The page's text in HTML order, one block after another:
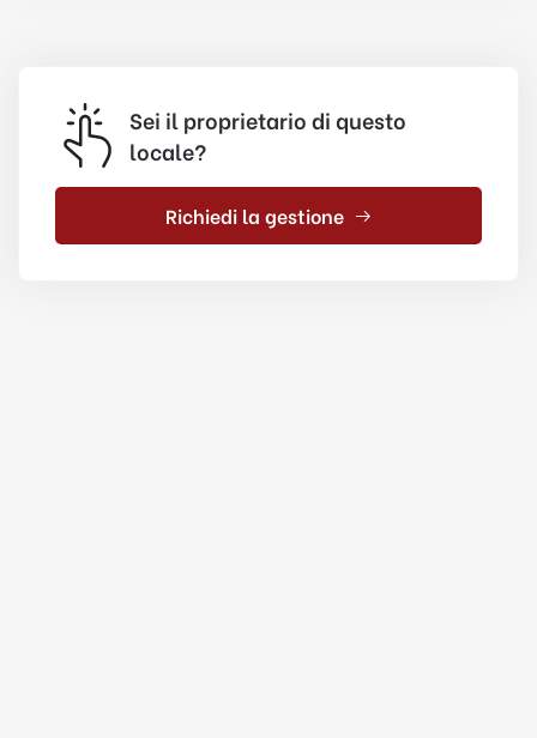
Sei il proprietario di questo
locale?
Richiedi la gestione